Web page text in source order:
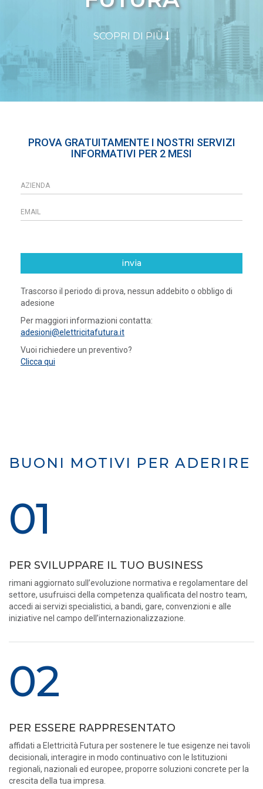
SCOPRI DI PIÙ
PROVA GRATUITAMENTE I NOSTRI SERVIZI
INFORMATIVI PER 2 MESI
invia
Trascorso il periodo di prova, nessun addebito o obbligo di
adesione
Per maggiori informazioni contatta:
adesioni@elettricitafutura.it
Vuoi richiedere un preventivo?
Clicca qui
BUONI MOTIVI PER ADERIRE
01
PER SVILUPPARE IL TUO BUSINESS
rimani aggiornato sull’evoluzione normativa e regolamentare del
settore, usufruisci della competenza qualificata del nostro team,
accedi ai servizi specialistici, a bandi, gare, convenzioni e alle
iniziative nel campo dell’internazionalizzazione.
02
PER ESSERE RAPPRESENTATO
affidati a Elettricità Futura per sostenere le tue esigenze nei tavoli
decisionali, interagire in modo continuativo con le Istituzioni
regionali, nazionali ed europee, proporre soluzioni concrete per la
crescita della tua impresa.